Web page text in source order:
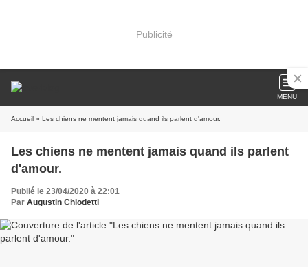
Publicité
MENU
Accueil » Les chiens ne mentent jamais quand ils parlent d'amour.
Les chiens ne mentent jamais quand ils parlent
d'amour.
Publié le 23/04/2020 à 22:01
Par Augustin Chiodetti